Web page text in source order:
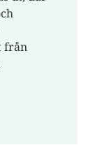
från